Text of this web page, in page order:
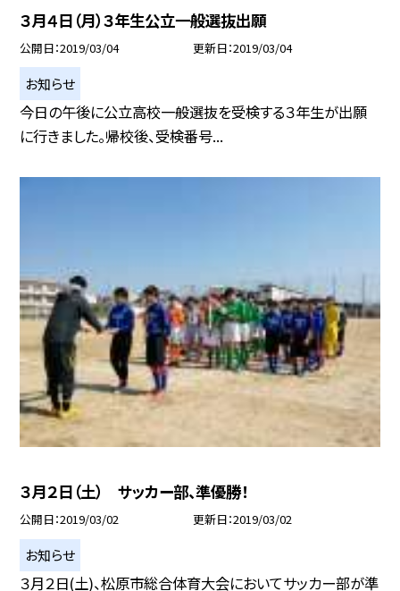
３月４日（月）３年生公立一般選抜出願
公開日 2019/03/04 更新日 2019/03/04
お知らせ
今日の午後に公立高校一般選抜を受検する３年生が出願
に行きました。帰校後、受検番号...
３月２日（土） サッカー部、準優勝！
公開日 2019/03/02 更新日 2019/03/02
お知らせ
３月２日(土)、松原市総合体育大会においてサッカー部が準